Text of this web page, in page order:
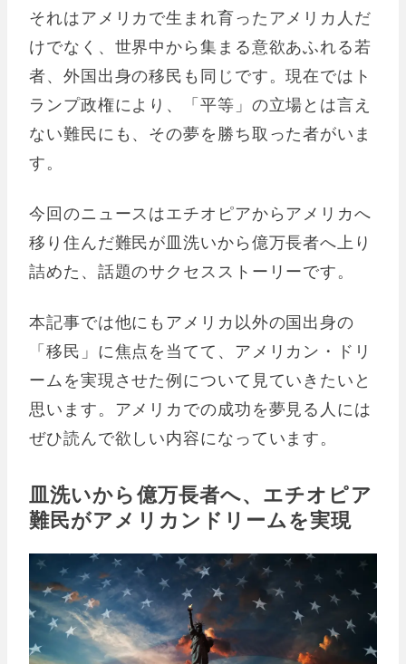
それはアメリカで生まれ育ったアメリカ人だ
けでなく、世界中から集まる意欲あふれる若
者、外国出身の移民も同じです。現在ではト
ランプ政権により、「平等」の立場とは言え
ない難民にも、その夢を勝ち取った者がいま
す。
今回のニュースはエチオピアからアメリカへ
移り住んだ難民が皿洗いから億万長者へ上り
詰めた、話題のサクセスストーリーです。
本記事では他にもアメリカ以外の国出身の
「移民」に焦点を当てて、アメリカン・ドリ
ームを実現させた例について見ていきたいと
思います。アメリカでの成功を夢見る人には
ぜひ読んで欲しい内容になっています。
皿洗いから億万長者へ、エチオピア
難民がアメリカンドリームを実現